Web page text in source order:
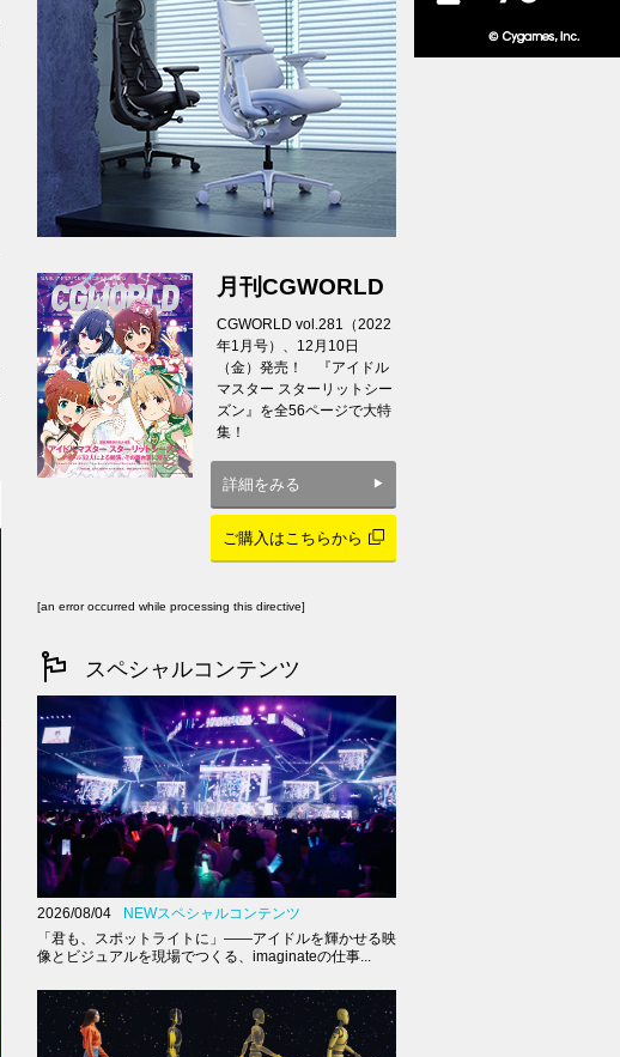
月刊CGWORLD
CGWORLD vol.281（2022
年1月号）、12月10日
（金）発売！ 『アイドル
マスター スターリットシー
ズン』を全56ページで大特
集！
詳細をみる
ご購入はこちらから
[an error occurred while processing this directive]
スペシャルコンテンツ
2026/08/04
NEWスペシャルコンテンツ
「君も、スポットライトに」――アイドルを輝かせる映
像とビジュアルを現場でつくる、imaginateの仕事...